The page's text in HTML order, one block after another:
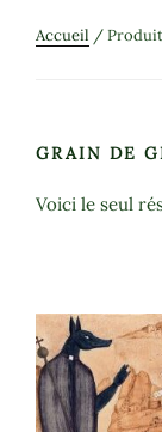
Accueil /
GRAIN DE
Voici le seul